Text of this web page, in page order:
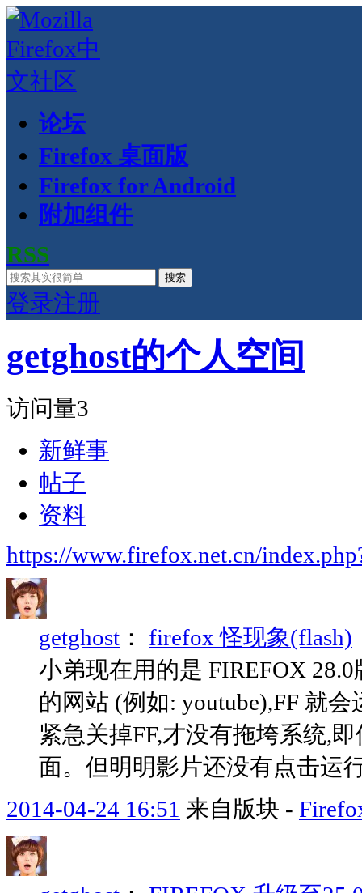
论坛
Firefox 桌面版
Firefox for Android
附加组件
RSS
搜索
登录注册
getghost的个人空间
访问量3
新鲜事
帖子
资料
https://www.firefox.net.cn/
getghost ： firefox 怪现象(flash)
小弟现在用的是 FIREFOX
的网站 (例如: youtube),FF 就
紧急关掉FF,才没有拖垮系统,
面。但明明影片还没有点击运
2014-04-24 16:51 来自版块 -